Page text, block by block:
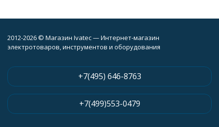
2012-2026 © Магазин Ivatec — Интернет-магазин
электротоваров, инструментов и оборудования
+7(495) 646-8763
+7(499)553-0479